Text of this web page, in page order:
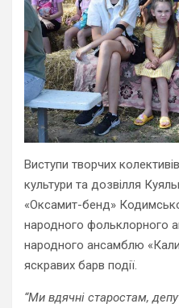
Виступи творчих
культури та дозвілля
«Оксамит-бенд»
народного фольклорного
народного ансамблю
яскравих барв події.
“Ми вдячні старостам,